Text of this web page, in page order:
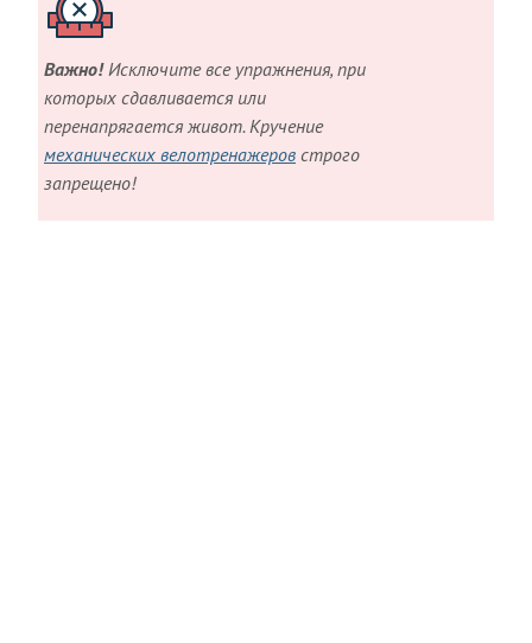
Важно!Исключите все упражнения, при
которых сдавливается или
перенапрягается живот. Кручение
механических велотренажеров строго
запрещено!